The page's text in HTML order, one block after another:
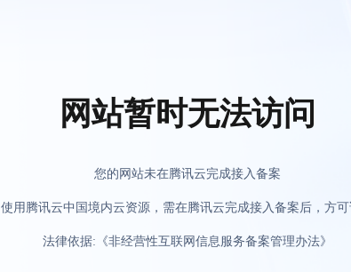
网站暂时无法访问
您的网站未在腾讯云完成接入备案
使用腾讯云中国境内云资源，需在腾讯云完成接入备案后，方
法律依据:《非经营性互联网信息服务备案管理办法》